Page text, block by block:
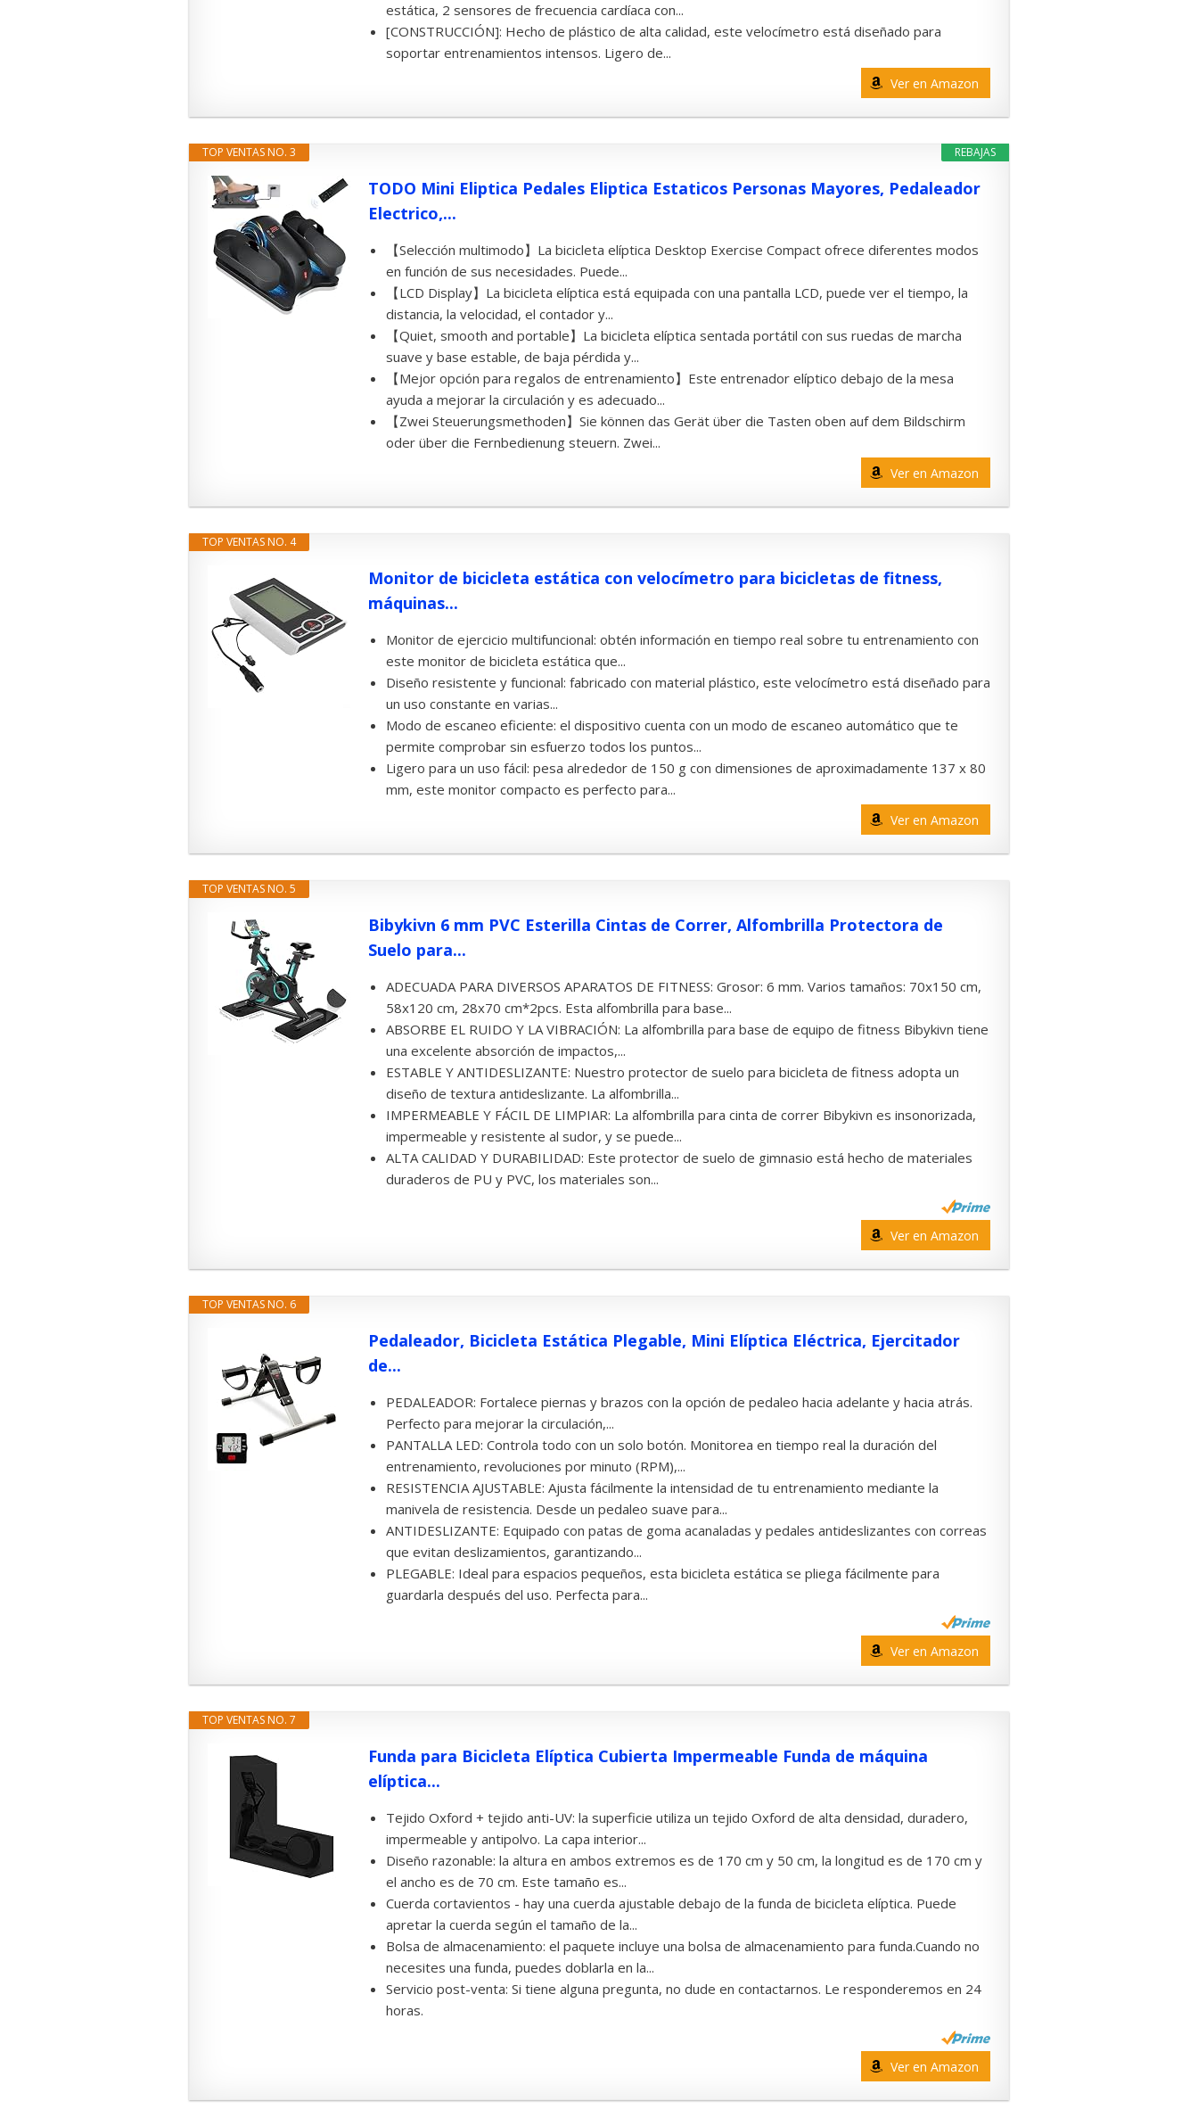
estática, 2 sensores de frecuencia cardíaca con...
[CONSTRUCCIÓN]: Hecho de plástico de alta calidad, este velocímetro está diseñado para
soportar entrenamientos intensos. Ligero de...
Ver en Amazon
REBAJAS
TOP VENTAS NO. 3
TODO Mini Eliptica Pedales Eliptica Estaticos Personas Mayores, Pedaleador
Electrico,...
【Selección multimodo】La bicicleta elíptica Desktop Exercise Compact ofrece diferentes modos
en función de sus necesidades. Puede...
【LCD Display】La bicicleta elíptica está equipada con una pantalla LCD, puede ver el tiempo, la
distancia, la velocidad, el contador y...
【Quiet, smooth and portable】La bicicleta elíptica sentada portátil con sus ruedas de marcha
suave y base estable, de baja pérdida y...
【Mejor opción para regalos de entrenamiento】Este entrenador elíptico debajo de la mesa
ayuda a mejorar la circulación y es adecuado...
【Zwei Steuerungsmethoden】Sie können das Gerät über die Tasten oben auf dem Bildschirm
oder über die Fernbedienung steuern. Zwei...
Ver en Amazon
TOP VENTAS NO. 4
Monitor de bicicleta estática con velocímetro para bicicletas de fitness,
máquinas...
Monitor de ejercicio multifuncional: obtén información en tiempo real sobre tu entrenamiento con
este monitor de bicicleta estática que...
Diseño resistente y funcional: fabricado con material plástico, este velocímetro está diseñado para
un uso constante en varias...
Modo de escaneo eficiente: el dispositivo cuenta con un modo de escaneo automático que te
permite comprobar sin esfuerzo todos los puntos...
Ligero para un uso fácil: pesa alrededor de 150 g con dimensiones de aproximadamente 137 x 80
mm, este monitor compacto es perfecto para...
Ver en Amazon
TOP VENTAS NO. 5
Bibykivn 6 mm PVC Esterilla Cintas de Correr, Alfombrilla Protectora de
Suelo para...
ADECUADA PARA DIVERSOS APARATOS DE FITNESS: Grosor: 6 mm. Varios tamaños: 70x150 cm,
58x120 cm, 28x70 cm*2pcs. Esta alfombrilla para base...
ABSORBE EL RUIDO Y LA VIBRACIÓN: La alfombrilla para base de equipo de fitness Bibykivn tiene
una excelente absorción de impactos,...
ESTABLE Y ANTIDESLIZANTE: Nuestro protector de suelo para bicicleta de fitness adopta un
diseño de textura antideslizante. La alfombrilla...
IMPERMEABLE Y FÁCIL DE LIMPIAR: La alfombrilla para cinta de correr Bibykivn es insonorizada,
impermeable y resistente al sudor, y se puede...
ALTA CALIDAD Y DURABILIDAD: Este protector de suelo de gimnasio está hecho de materiales
duraderos de PU y PVC, los materiales son...
Ver en Amazon
TOP VENTAS NO. 6
Pedaleador, Bicicleta Estática Plegable, Mini Elíptica Eléctrica, Ejercitador
de...
PEDALEADOR: Fortalece piernas y brazos con la opción de pedaleo hacia adelante y hacia atrás.
Perfecto para mejorar la circulación,...
PANTALLA LED: Controla todo con un solo botón. Monitorea en tiempo real la duración del
entrenamiento, revoluciones por minuto (RPM),...
RESISTENCIA AJUSTABLE: Ajusta fácilmente la intensidad de tu entrenamiento mediante la
manivela de resistencia. Desde un pedaleo suave para...
ANTIDESLIZANTE: Equipado con patas de goma acanaladas y pedales antideslizantes con correas
que evitan deslizamientos, garantizando...
PLEGABLE: Ideal para espacios pequeños, esta bicicleta estática se pliega fácilmente para
guardarla después del uso. Perfecta para...
Ver en Amazon
TOP VENTAS NO. 7
Funda para Bicicleta Elíptica Cubierta Impermeable Funda de máquina
elíptica...
Tejido Oxford + tejido anti-UV: la superficie utiliza un tejido Oxford de alta densidad, duradero,
impermeable y antipolvo. La capa interior...
Diseño razonable: la altura en ambos extremos es de 170 cm y 50 cm, la longitud es de 170 cm y
el ancho es de 70 cm. Este tamaño es...
Cuerda cortavientos - hay una cuerda ajustable debajo de la funda de bicicleta elíptica. Puede
apretar la cuerda según el tamaño de la...
Bolsa de almacenamiento: el paquete incluye una bolsa de almacenamiento para funda.Cuando no
necesites una funda, puedes doblarla en la...
Servicio post-venta: Si tiene alguna pregunta, no dude en contactarnos. Le responderemos en 24
horas.
Ver en Amazon